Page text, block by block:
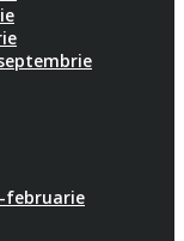
februarie